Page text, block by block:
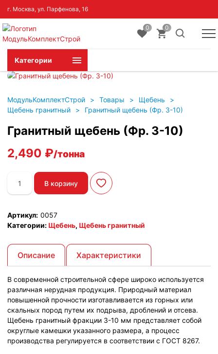
г. Москва, ул. Парфенова, 16
0 0
Категории
МодульКомплектСтрой > Товары > Щебень
>
Щебень гранитный
> Гранитный щебень (Фр. 3-10)
Гранитный щебень (Фр. 3-10)
2,490 ₽/тонна
Количество
товара
Гранитный
(Фр.
3-
В корзину
Артикул: 0057
Категории: Щебень, Щебень гранитный
Описание Характеристики
В современной строительной сфере широко используется
различная нерудная продукция. Природный материал
повышенной прочности изготавливается из горных или
скальных пород путем их подрыва, дроблений и отсева.
Щебень гранитный фракции 3-10 мм представляет собой
округлые камешки указанного размера, а процесс
производства регулируется в соответствии с ГОСТ 8267.